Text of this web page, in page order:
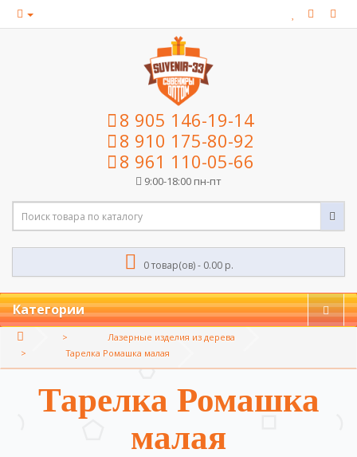
8 905 146-19-14
8 910 175-80-92
8 961 110-05-66
9:00-18:00 пн-пт
0 товар(ов) - 0.00 р.
Категории
Лазерные изделия из дерева
Тарелка Ромашка малая
Тарелка Ромашка
малая